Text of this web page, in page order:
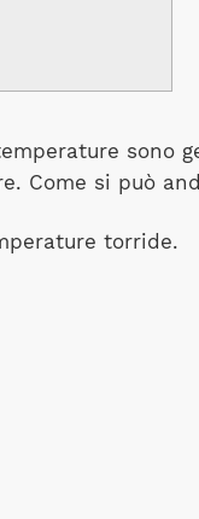
sono
Come si può
torride.